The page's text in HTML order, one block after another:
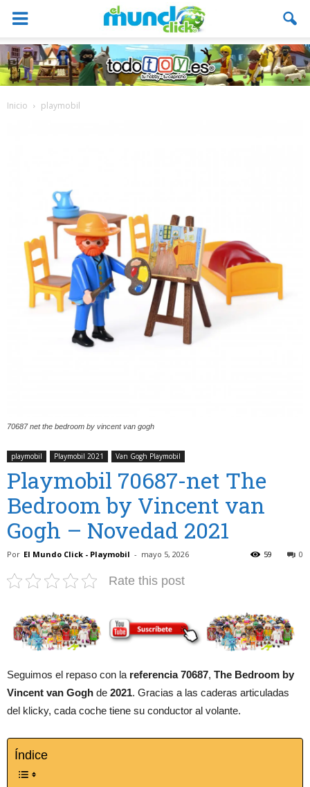
Inicio playmobil
70687 net the bedroom by vincent van gogh
playmobil Playmobil 2021 Van Gogh Playmobil
Playmobil 70687-net The
Bedroom by Vincent van
Gogh – Novedad 2021
Por El Mundo Click - Playmobil - mayo 5, 2026 0
59
Rate this post
Seguimos el repaso con la referencia 70687, The Bedroom by
Vincent van Gogh de 2021. Gracias a las caderas articuladas
del klicky, cada coche tiene su conductor al volante.
Índice